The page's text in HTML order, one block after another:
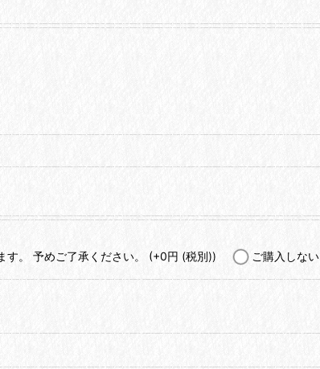
。 予めご了承ください。 (+0円 (税別)) ご購入しない